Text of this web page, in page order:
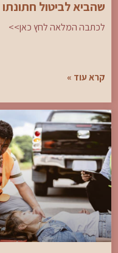
שהביא לביטול חתונתו
לכתבה המלאה לחץ כאן>>
קרא עוד »